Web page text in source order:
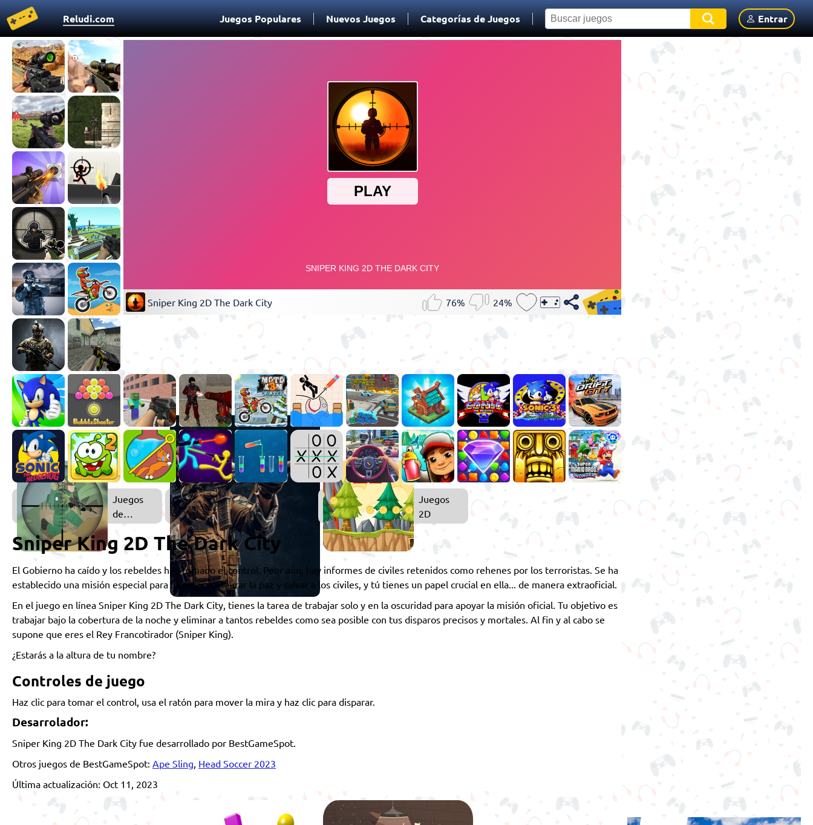
Reludi.com Juegos Populares Nuevos Juegos Categorías de Juegos Entrar
Sniper King 2D The Dark City 76% 24%
Juegos
de
Francotiradores
Juegos
de
Disparos
Juegos
2D
Sniper King 2D The Dark City
El Gobierno ha caído y los rebeldes han tomado el control. Peor aún, hay informes de civiles retenidos como rehenes por los terroristas. Se ha
establecido una misión especial para intentar restaurar la paz y salvar a los civiles, y tú tienes un papel crucial en ella... de manera extraoficial.
En el juego en línea Sniper King 2D The Dark City, tienes la tarea de trabajar solo y en la oscuridad para apoyar la misión oficial. Tu objetivo es
trabajar bajo la cobertura de la noche y eliminar a tantos rebeldes como sea posible con tus disparos precisos y mortales. Al fin y al cabo se
supone que eres el Rey Francotirador (Sniper King).
¿Estarás a la altura de tu nombre?
Controles de juego
Haz clic para tomar el control, usa el ratón para mover la mira y haz clic para disparar.
Desarrolador:
Sniper King 2D The Dark City fue desarrollado por BestGameSpot.
Otros juegos de BestGameSpot: Ape Sling, Head Soccer 2023
Última actualización: Oct 11, 2023